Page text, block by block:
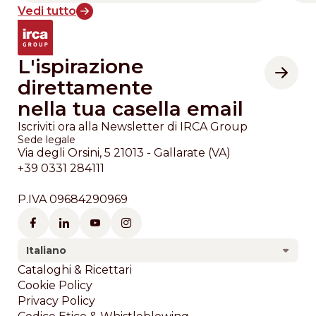
Vedi tutto
L'ispirazione
direttamente
nella tua casella email
Iscriviti ora alla Newsletter di IRCA Group
Sede legale
Via degli Orsini, 5 21013 - Gallarate (VA)
+39 0331 284111
P.IVA 09684290969
Italiano
Footer
Cataloghi & Ricettari
Cookie Policy
Privacy Policy